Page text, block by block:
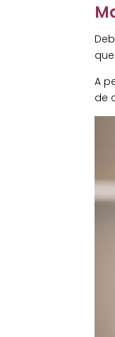
A
de